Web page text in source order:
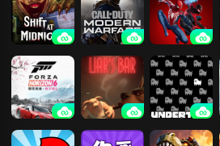
游戏
午夜轮班
使命召唤16：
现代战争
漫威蜘蛛侠2
极限竞速：地 骗子酒吧 传说之下